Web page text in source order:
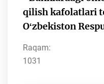
qilish kafolatlari
Oʻzbekiston
Raqam:
1031